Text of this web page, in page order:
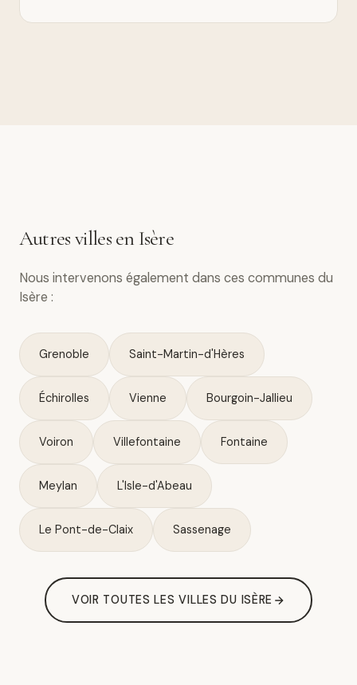
Autres villes en Isère
Nous intervenons également dans ces communes du
Isère :
Grenoble Saint-Martin-d'Hères
Échirolles Vienne Bourgoin-Jallieu
Voiron Villefontaine Fontaine
Meylan L'Isle-d'Abeau
Le Pont-de-Claix Sassenage
VOIR TOUTES LES VILLES DU ISÈRE